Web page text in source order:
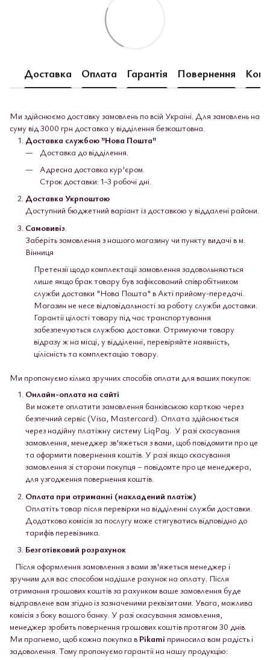
Доставка Оплата Гарантія Повернення
Ми здійснюємо доставку замовлень по всій Україні. Для замовлень на
суму від 3000 грн доставка у відділення безкоштовна.
Доставка службою "Нова Пошта"
Доставка до відділення.
Адресна доставка кур'єром.
Строк доставки: 1-3 робочі дні.
Доставка Укрпоштою
Доступний бюджетний варіант із доставкою у віддалені райони.
Самовивіз
Заберіть замовлення з нашого магазину чи пункту видачі в м.
Вінниця
Претензії щодо комплектації замовлення задовольняються
лише якщо брак товару був зафіксований співробітником
служби доставки "Нова Пошта" в Акті прийому-передачі.
Магазин не несе відповідальності за роботу служби доставки.
Гарантії цілості товару під час транспортування
забезпечуються службою доставки. Отримуючи товару
відразу ж на місці, у відділенні, перевіряйте наявність,
цілісність та комплектацію товару.
Ми пропонуємо кілька зручних способів оплати для ваших покупок:
Онлайн-оплата на сайті
Ви можете оплатити замовлення банківською карткою через
безпечний сервіс (Visa, Mastercard). Оплата здійснюється
через надійну платіжну систему LiqPay. У разі скасування
замовлення, менеджер зв'яжеться з вами, щоб повідомити про це
та оформити повернення коштів. У разі якщо скасування
замовлення зі сторони покупця – повідомте про це менеджера,
для узгодження повернення коштів.
Оплата при отриманні (накладений платіж)
Оплатіть товар після перевірки на відділенні служби доставки.
Додаткова комісія за послугу може стягуватись відповідно до
тарифів перевізника.
Безготівковий розрахунок
Після оформлення замовлення з вами зв'яжеться менеджер і
зручним для вас способом надішле рахунок на оплату. Після
отримання грошових коштів за рахунком ваше замовлення буде
відправлене вам згідно із зазначеними реквізитами. Увага, можлива
комісія з боку вашого банку. У разі скасування замовлення,
менеджер зробить повернення грошових коштів протягом 30 днів.
Ми прагнемо, щоб кожна покупка в Pikami приносила вам радість і
задоволення. Тому пропонуємо гарантії на нашу продукцію: